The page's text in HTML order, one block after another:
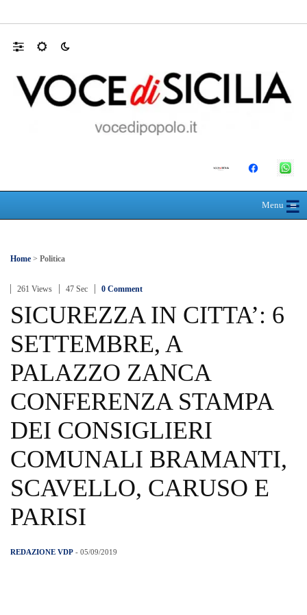
Menu≡
☰
Home > Politica
261 Views 47 Sec 0 Comment
SICUREZZA IN CITTA’: 6
SETTEMBRE, A
PALAZZO ZANCA
CONFERENZA STAMPA
DEI CONSIGLIERI
COMUNALI BRAMANTI,
SCAVELLO, CARUSO E
PARISI
REDAZIONE VDP - 05/09/2019